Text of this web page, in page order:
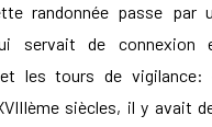
randonnée passe par
servait de connexion
les tours de vigilance:
siècles, il y avait